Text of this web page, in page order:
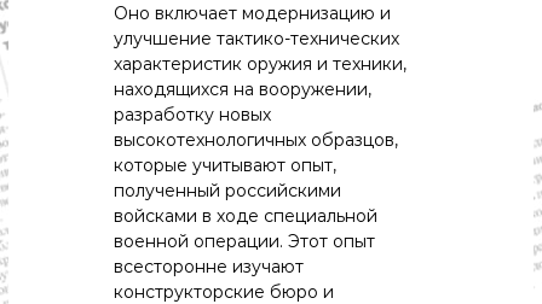
т
и
.
Н
в
с
т
и
,
п
о
Оно включает модернизацию и
улучшение тактико-технических
характеристик оружия и техники,
находящихся на вооружении,
разработку новых
высокотехнологичных образцов,
которые учитывают опыт,
полученный российскими
войсками в ходе специальной
военной операции. Этот опыт
всесторонне изучают
конструкторские бюро и